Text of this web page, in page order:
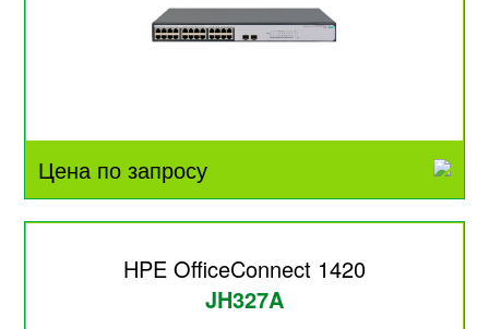
Цена по запросу
HPE OfficeConnect 1420
JH327A